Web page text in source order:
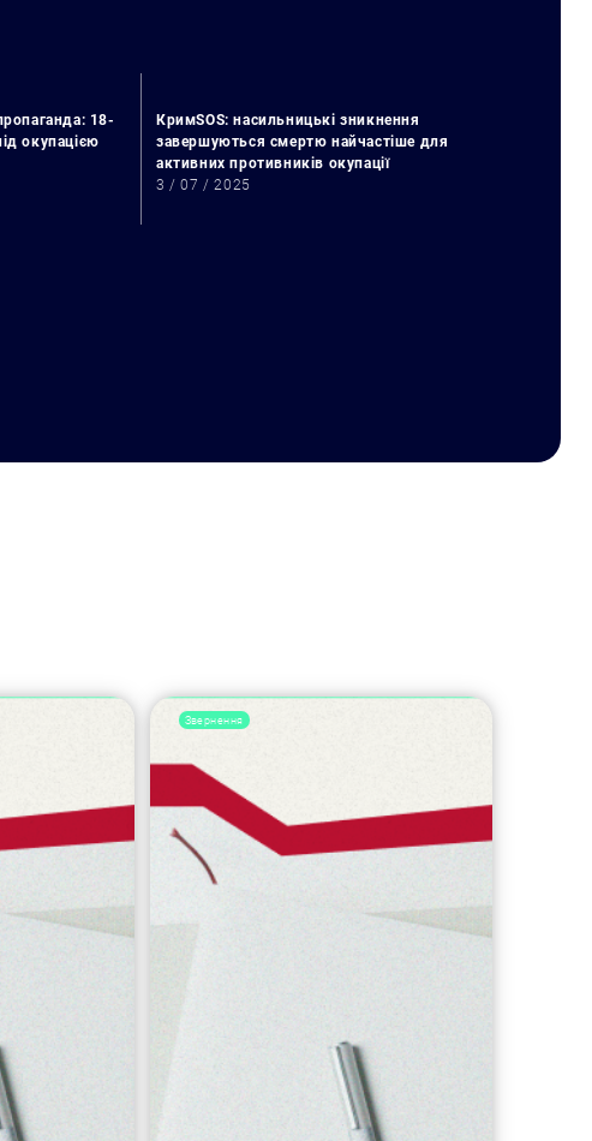
18-
окупацією
КримSOS: насильницькі зникнення
завершуються смертю найчастіше для
активних противників окупації
3 / 07 / 2025
Звернення